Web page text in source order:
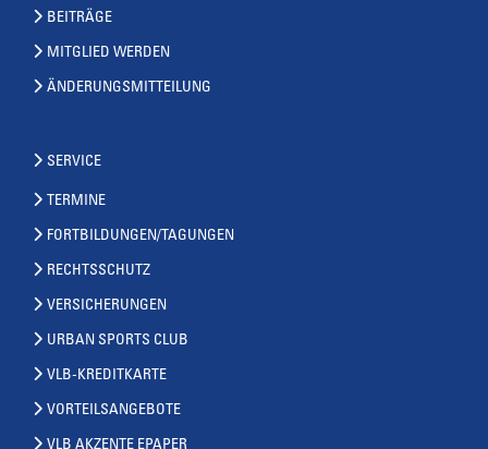
BEITRÄGE
MITGLIED WERDEN
ÄNDERUNGSMITTEILUNG
SERVICE
TERMINE
FORTBILDUNGEN/TAGUNGEN
RECHTSSCHUTZ
VERSICHERUNGEN
URBAN SPORTS CLUB
VLB-KREDITKARTE
VORTEILSANGEBOTE